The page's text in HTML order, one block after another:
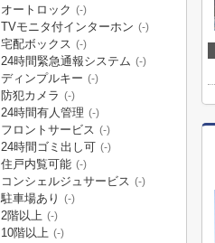
オートロック (-)
TVモニタ付インターホン (-)
宅配ボックス (-)
24時間緊急通報システム (-)
ディンプルキー (-)
防犯カメラ (-)
24時間有人管理 (-)
フロントサービス (-)
24時間ゴミ出し可 (-)
住戸内覧可能 (-)
コンシェルジュサービス (-)
駐車場あり (-)
2階以上 (-)
10階以上 (-)